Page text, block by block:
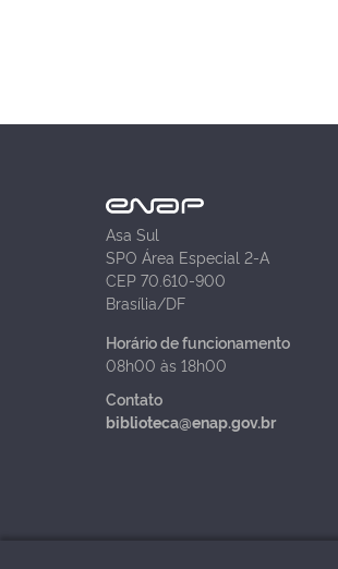
Asa Sul
SPO Área Especial 2-A
CEP 70.610-900
Brasília/DF
Horário de funcionamento
08h00 às 18h00
Contato
biblioteca@enap.gov.br